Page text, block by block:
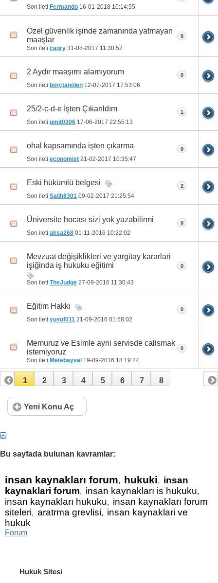
Son ileti Fermando 16-01-2018 10:14:55
Özel güvenlik işinde zamanında yatmayan
maaşlar
Son ileti caqry 31-08-2017 11:30:52
6
2 Aydır maaşımı alamıyorum
Son ileti borçtanölen 12-07-2017 17:53:06
0
25/2-c-d-e İşten Çıkarıldım
Son ileti umit0306 17-06-2017 22:55:13
1
ohal kapsamında işten çıkarma
Son ileti economist 21-02-2017 10:35:47
0
Eski hükümlü belgesi
Son ileti Salih8301 09-02-2017 21:25:54
2
Üniversite hocası sizi yok yazabilirmi
Son ileti aksa268 01-11-2016 10:22:02
0
Mevzuat değişiklikleri ve yargitay kararlari
işiğinda iş hukuku eğitimi
Son ileti TheJudge 27-09-2016 11:30:43
0
Eğitim Hakkı
Son ileti yusuf011 21-09-2016 01:58:02
0
Memuruz ve Esimle ayni servisde calismak
istemiyoruz
Son ileti Metebaysal 19-09-2016 18:19:24
0
1 2 3 4 5 6 7 8
Yeni Konu Aç
Bu sayfada bulunan kavramlar:
insan kaynakları forum, hukuki, insan
kaynaklari forum, insan kaynakları is hukuku,
insan kaynakları hukuku, insan kaynakları forum
siteleri, aratrma grevlisi, insan kaynaklari ve
hukuk
Forum
Hukuk Sitesi